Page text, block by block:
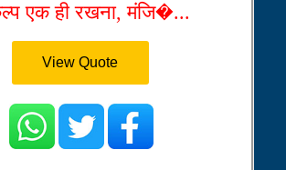
एक ही रखना, मंजि�...
View Quote